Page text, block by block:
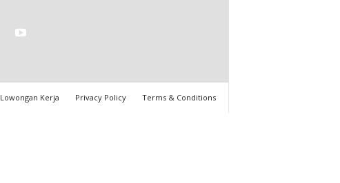
Lowongan Kerja Privacy Policy Terms & Conditions